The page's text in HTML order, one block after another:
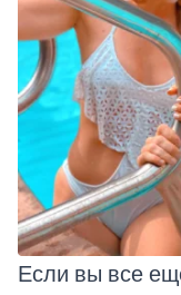
Если вы все